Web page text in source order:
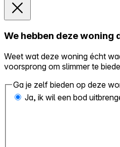
We hebben deze woning
Weet wat deze woning écht
voorsprong om slimmer te
Ga je zelf bieden op deze
Ja, ik wil een bod